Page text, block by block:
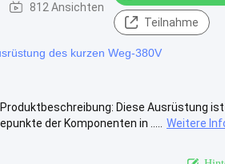
812 Ansichten
Teilnahme
des kurzen Weg-380V
Diese Ausrüstung ist
der Komponenten in .....
Weitere